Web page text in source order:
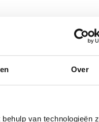
Over
van technologieën